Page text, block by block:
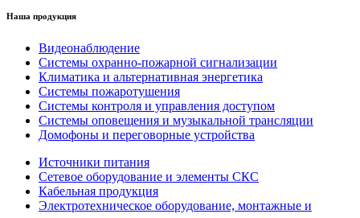
Наша продукция
Видеонаблюдение
Системы охранно-пожарной сигнализации
Климатика и альтернативная энергетика
Системы пожаротушения
Системы контроля и управления доступом
Системы оповещения и музыкальной трансляции
Домофоны и переговорные устройства
Источники питания
Сетевое оборудование и элементы СКС
Кабельная продукция
Электротехническое оборудование, монтажные и